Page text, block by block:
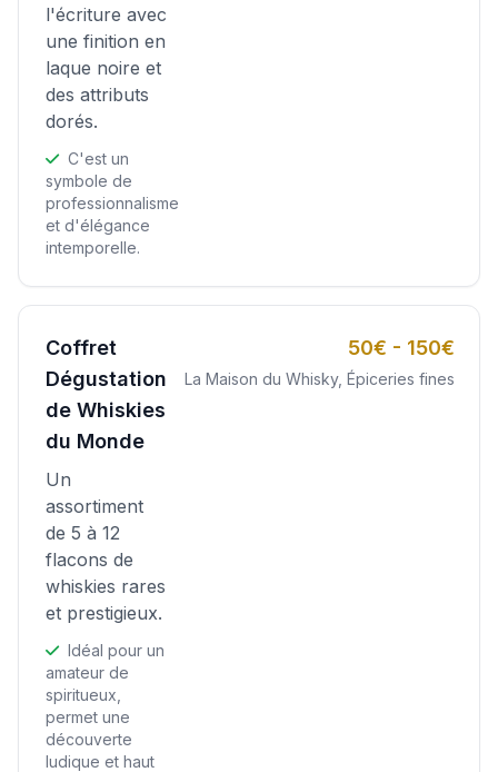
l'écriture avec
une finition en
laque noire et
des attributs
dorés.
C'est un
symbole de
professionnalisme
et d'élégance
intemporelle.
Coffret
Dégustation
de Whiskies
du Monde
Un
assortiment
de 5 à 12
flacons de
whiskies rares
et prestigieux.
Idéal pour un
amateur de
spiritueux,
permet une
découverte
ludique et haut
50€ - 150€
La Maison du Whisky, Épiceries fines